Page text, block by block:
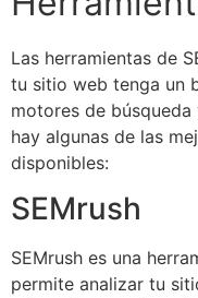
Las herramientas de
tu sitio web tenga un
motores de
hay algunas de las
disponibles:
SEMrush
SEMrush es una
permite analizar tu